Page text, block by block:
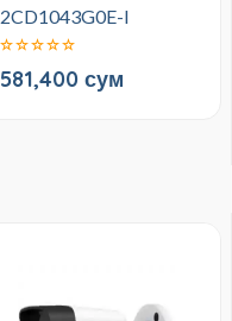
2CD1043G0E-I
581,400 сум